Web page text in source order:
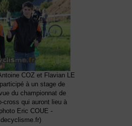
COZ et Flavian LE
à un stage de
du championnat de
cross qui auront lieu à
Eric COUE -